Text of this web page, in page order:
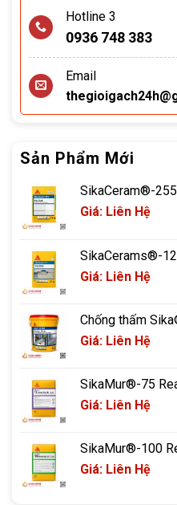
Hotline 3
0936 748 383
Email
Sản Phẩm Mới
SikaCeram®-
Giá: Liên Hệ
SikaCerams®-
Giá: Liên Hệ
Chống thấm
Giá: Liên Hệ
SikaMur®-75
Giá: Liên Hệ
SikaMur®-100
Giá: Liên Hệ
>>> Xem chi tiếtcác loại Kéo
Vì Sao Nên Sử
Tuy không được dùng nhiều
chống thấm nhưng keo
chống thấm nhà vệ sinh, cổ
– Có các nguyên nhân dẫn
sử dụng nhiều:
Nhiều loại keo có tính
trường và thời tiết, khiến
dột ở khe tường, trần,
và tiện lợi
Tính kết dính cao nên
năng của keo được tối
keo composite được ứng
pháp bọc composite